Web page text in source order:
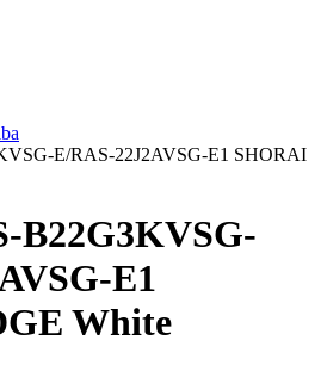
E/RAS-22J2AVSG-E1 SHORAI
B22G3KVSG-
E1
White